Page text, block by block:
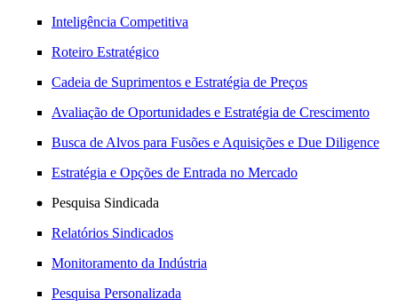
Inteligência Competitiva
Roteiro Estratégico
Cadeia de Suprimentos e Estratégia de Preços
Avaliação de Oportunidades e Estratégia de Crescimento
Busca de Alvos para Fusões e Aquisições e Due Diligence
Estratégia e Opções de Entrada no Mercado
Pesquisa Sindicada
Relatórios Sindicados
Monitoramento da Indústria
Pesquisa Personalizada